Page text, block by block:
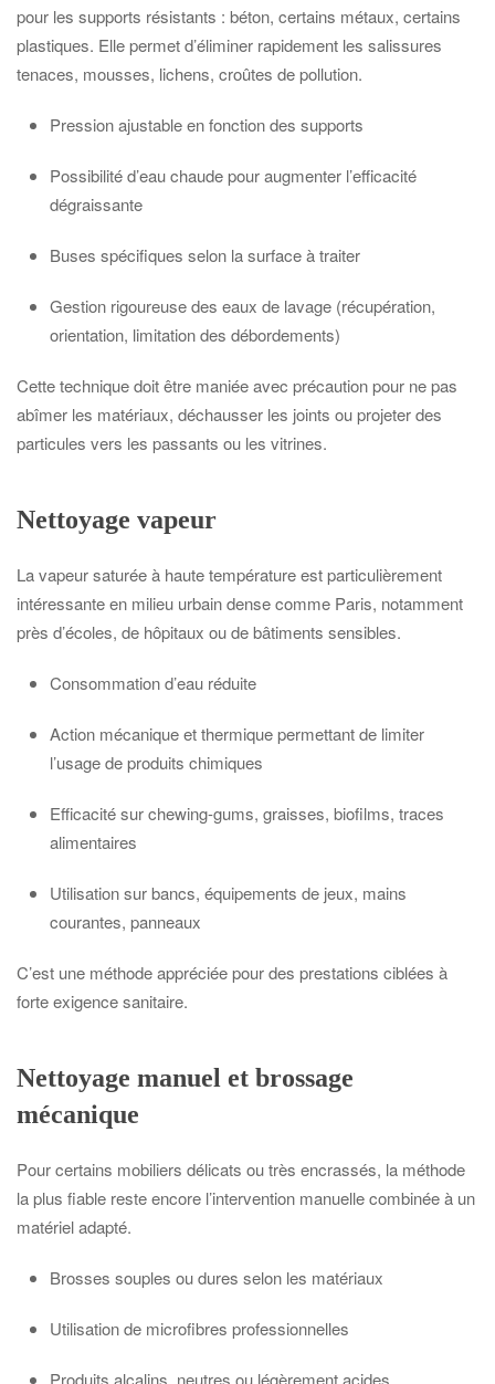
pour les supports résistants : béton, certains métaux, certains
plastiques. Elle permet d’éliminer rapidement les salissures
tenaces, mousses, lichens, croûtes de pollution.
Pression ajustable en fonction des supports
Possibilité d’eau chaude pour augmenter l’efficacité
dégraissante
Buses spécifiques selon la surface à traiter
Gestion rigoureuse des eaux de lavage (récupération,
orientation, limitation des débordements)
Cette technique doit être maniée avec précaution pour ne pas
abîmer les matériaux, déchausser les joints ou projeter des
particules vers les passants ou les vitrines.
Nettoyage vapeur
La vapeur saturée à haute température est particulièrement
intéressante en milieu urbain dense comme Paris, notamment
près d’écoles, de hôpitaux ou de bâtiments sensibles.
Consommation d’eau réduite
Action mécanique et thermique permettant de limiter
l’usage de produits chimiques
Efficacité sur chewing-gums, graisses, biofilms, traces
alimentaires
Utilisation sur bancs, équipements de jeux, mains
courantes, panneaux
C’est une méthode appréciée pour des prestations ciblées à
forte exigence sanitaire.
Nettoyage manuel et brossage
mécanique
Pour certains mobiliers délicats ou très encrassés, la méthode
la plus fiable reste encore l’intervention manuelle combinée à un
matériel adapté.
Brosses souples ou dures selon les matériaux
Utilisation de microfibres professionnelles
Produits alcalins, neutres ou légèrement acides,